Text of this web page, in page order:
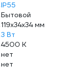
IP55
Бытовой
119x34x34 мм
3 Вт
4500 К
нет
нет